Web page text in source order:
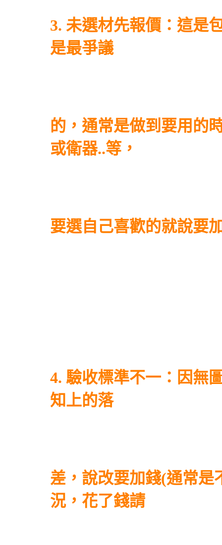
3. 未選材先報價：這是
是最爭議
的，通常是做到要用的
或衛器..等，
要選自己喜歡的就說要
4. 驗收標準不一：因無
知上的落
差，說改要加錢(通常是
況，花了錢請